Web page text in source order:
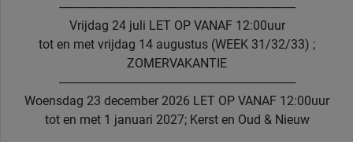
---------------------------------------------------------------------------
Vrijdag 24 juli LET OP VANAF 12:00uur
tot en met vrijdag 14 augustus (WEEK 31/32/33) ;
ZOMERVAKANTIE
---------------------------------------------------------------------------
Woensdag 23 december 2026 LET OP VANAF 12:00uur
tot en met 1 januari 2027; Kerst en Oud & Nieuw